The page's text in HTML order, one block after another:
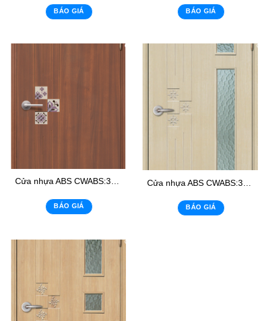
BÁO GIÁ BÁO GIÁ
BÁO GIÁ BÁO GIÁ